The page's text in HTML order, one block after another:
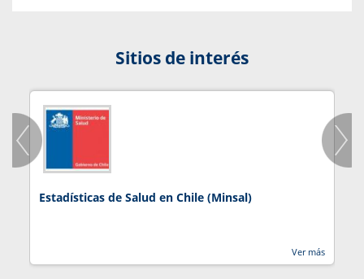
Sitios de interés
Estadísticas de Salud en Chile (Minsal)
Ver más